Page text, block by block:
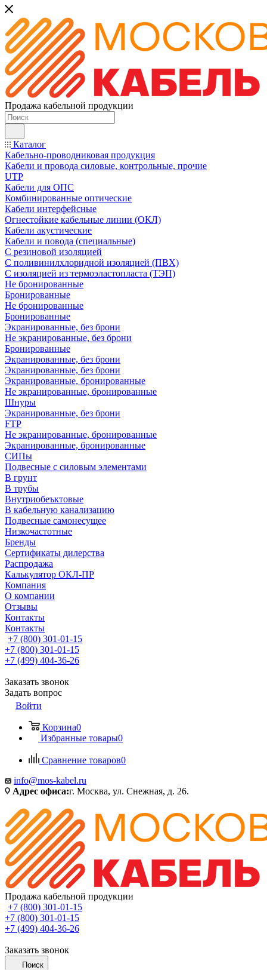
Продажа кабельной продукции
Каталог
Кабельно-проводниковая продукция
Кабели и провода силовые, контрольные, прочие
UTP
Кабели для ОПС
Комбинированные оптические
Кабели интерфейсные
Огнестойкие кабельные линии (ОКЛ)
Кабели акустические
Кабели и повода (специальные)
С резиновой изоляцией
С поливинилхлоридной изоляцией (ПВХ)
С изоляцией из термоэластопласта (ТЭП)
Не бронированные
Бронированные
Не бронированные
Бронированные
Экранированные, без брони
Не экранированные, без брони
Бронированные
Экранированные, без брони
Экранированные, без брони
Экранированные, бронированные
Не экранированные, бронированные
Шнуры
Экранированные, без брони
FTP
Не экранированные, бронированные
Экранированные, бронированные
СИПы
Подвесные с силовым элементами
В грунт
В трубы
Внутриобеъктовые
В кабельную канализацию
Подвесные самонесущее
Низкочастотные
Бренды
Сертификаты дилерства
Распродажа
Калькулятор ОКЛ-ПР
Компания
О компании
Отзывы
Контакты
Контакты
+7 (800) 301-01-15
+7 (800) 301-01-15
+7 (499) 404-36-26
Заказать звонок
Задать вопрос
Войти
Корзина0
Избранные товары0
Сравнение товаров0
info@mos-kabel.ru
Адрес офиса:г. Москва, ул. Снежная, д. 26.
Продажа кабельной продукции
+7 (800) 301-01-15
+7 (800) 301-01-15
+7 (499) 404-36-26
Заказать звонок
Поиск